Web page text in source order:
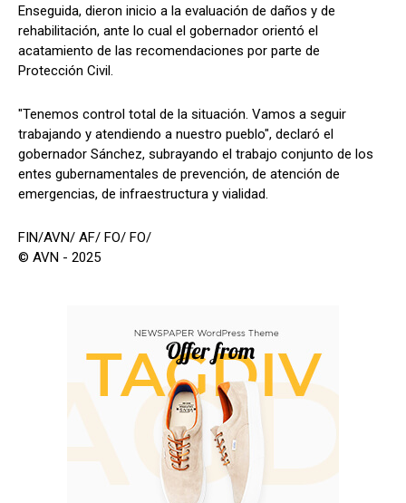
Enseguida, dieron inicio a la evaluación de daños y de
rehabilitación, ante lo cual el gobernador orientó el
acatamiento de las recomendaciones por parte de
Protección Civil.
"Tenemos control total de la situación. Vamos a seguir
trabajando y atendiendo a nuestro pueblo", declaró el
gobernador Sánchez, subrayando el trabajo conjunto de los
entes gubernamentales de prevención, de atención de
emergencias, de infraestructura y vialidad.
FIN/AVN/ AF/ FO/ FO/
© AVN - 2025